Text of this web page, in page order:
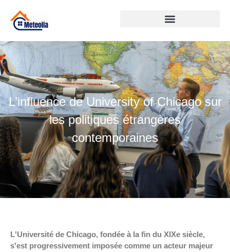
L’influence de University of Chicago sur
les politiques étrangères
contemporaines
L'Université de Chicago, fondée à la fin du XIXe siècle,
s'est progressivement imposée comme un acteur majeur